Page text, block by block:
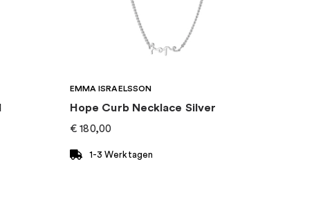
EMMA ISRAELSSON
Hope Curb Necklace Silver
€ 180,00
1-3 Werktagen